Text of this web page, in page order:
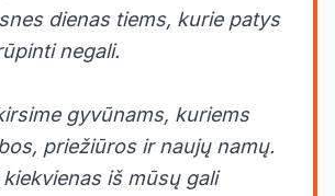
dienas tiems, kurie patys
negali.
gyvūnams, kuriems
priežiūros ir naujų namų.
kiekvienas iš mūsų gali